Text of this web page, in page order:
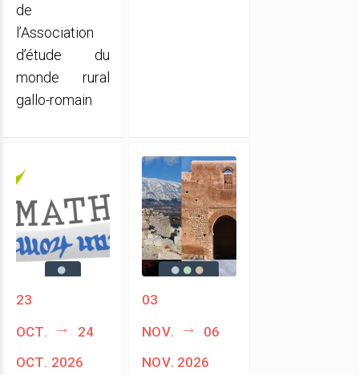
de
l’Association
d’étude du
monde rural
gallo-romain
23
oct.
24
oct. 2026
03
nov.
06
nov. 2026